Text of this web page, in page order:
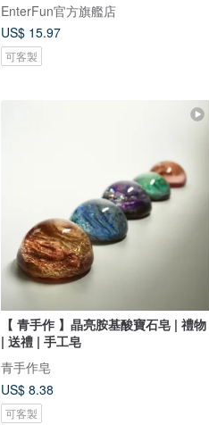
EnterFun官方旗艦店
US$ 15.97
可客製
【 青手作 】晶亮胺基酸寶石皂 | 禮物
| 送禮 | 手工皂
青手作皂
US$ 8.38
可客製